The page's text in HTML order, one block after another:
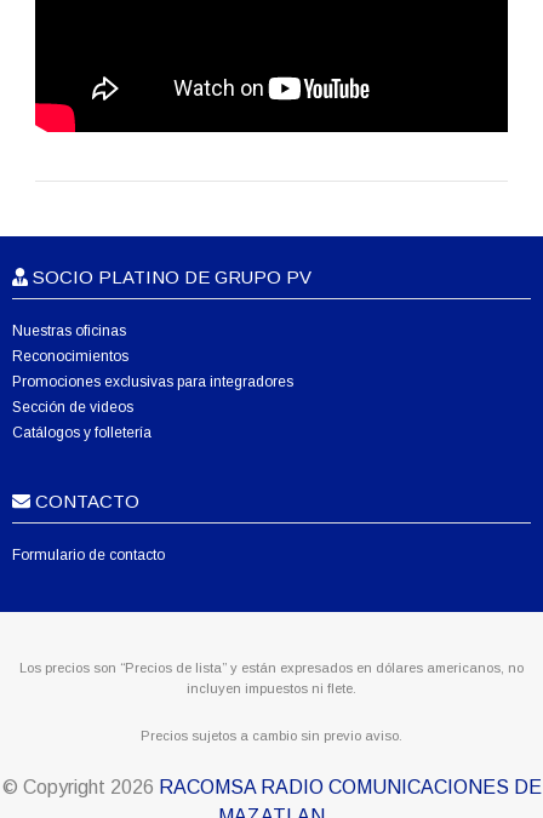
SOCIO PLATINO DE GRUPO PV
Nuestras oficinas
Reconocimientos
Promociones exclusivas para integradores
Sección de videos
Catálogos y folletería
CONTACTO
Formulario de contacto
Los precios son “Precios de lista” y están expresados en dólares americanos, no
incluyen impuestos ni flete.
Precios sujetos a cambio sin previo aviso.
© Copyright 2026 RACOMSA RADIO COMUNICACIONES DE